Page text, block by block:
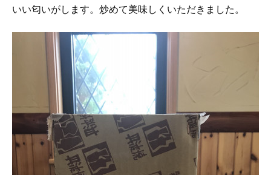
いい匂いがします。炒めて美味しくいただきました。